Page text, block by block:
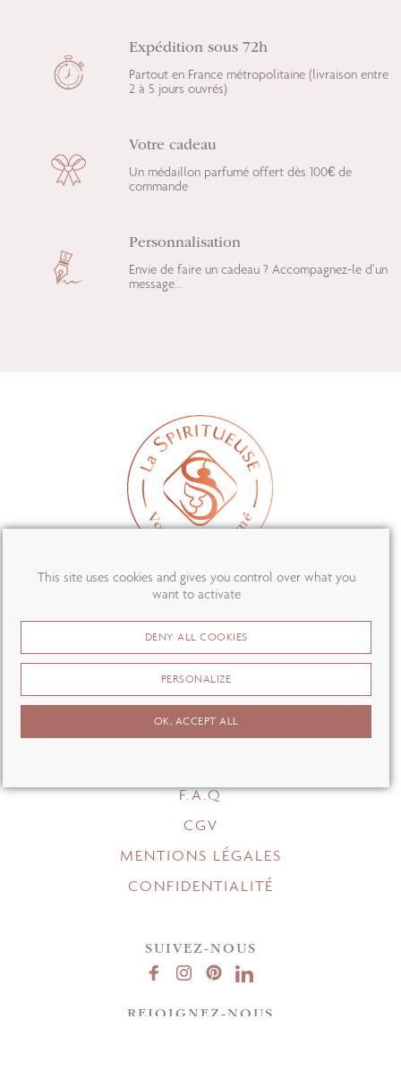
Expédition sous 72h
Partout en France métropolitaine (livraison entre
2 à 5 jours ouvrés)
Votre cadeau
Un médaillon parfumé offert dès 100€ de
commande
Personnalisation
Envie de faire un cadeau ? Accompagnez-le d’un
message...
MON COMPTE
PRESSE
OÙ NOUS TROUVER ?
CONTACT
F.A.Q
CGV
MENTIONS LÉGALES
CONFIDENTIALITÉ
SUIVEZ-NOUS
REJOIGNEZ-NOUS
This site uses cookies and gives you control over what you
want to activate
DENY ALL COOKIES
PERSONALIZE
OK, ACCEPT ALL